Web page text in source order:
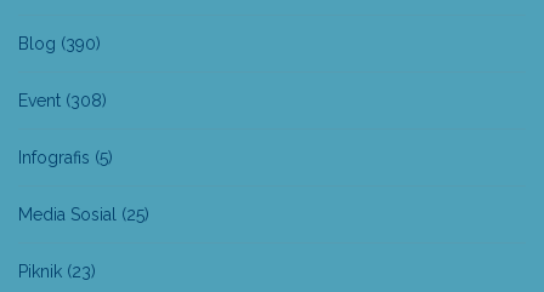
Blog (390)
Event (308)
Infografis (5)
Media Sosial (25)
Piknik (23)